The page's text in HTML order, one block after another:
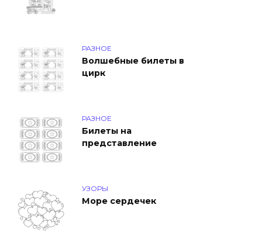
РАЗНОЕ
Волшебные билеты в
цирк
РАЗНОЕ
Билеты на
представление
УЗОРЫ
Море сердечек